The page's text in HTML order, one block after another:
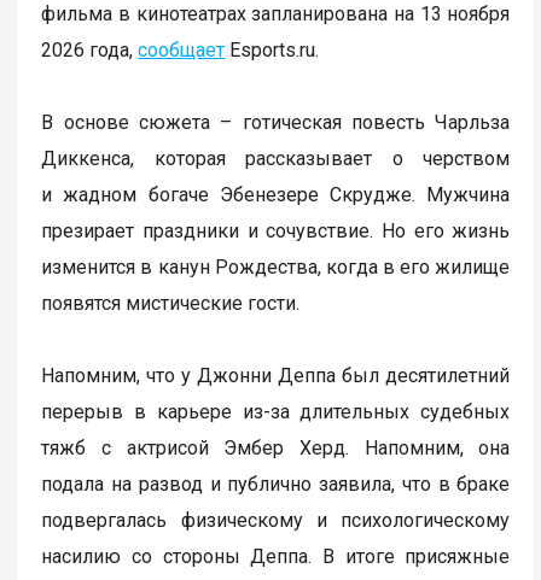
фильма в кинотеатрах запланирована на 13 ноября
2026 года,сообщает Еsports.ru.
В основе сюжета – готическая повесть Чарльза
Диккенса, которая рассказывает о черством
и жадном богаче Эбенезере Скрудже. Мужчина
презирает праздники и сочувствие. Но его жизнь
изменится в канун Рождества, когда в его жилище
появятся мистические гости.
Напомним, что у Джонни Деппа был десятилетний
перерыв в карьере из-за длительных судебных
тяжб с актрисой Эмбер Херд. Напомним, она
подала на развод и публично заявила, что в браке
подвергалась физическому и психологическому
насилию со стороны Деппа. В итоге присяжные